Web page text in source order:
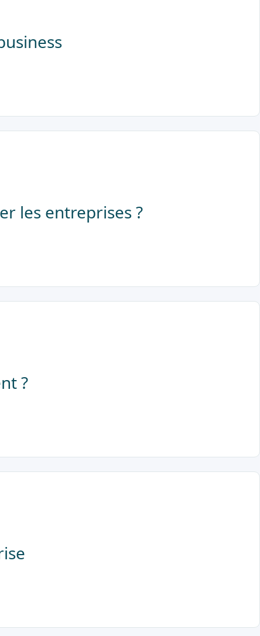
les entreprises ?
?